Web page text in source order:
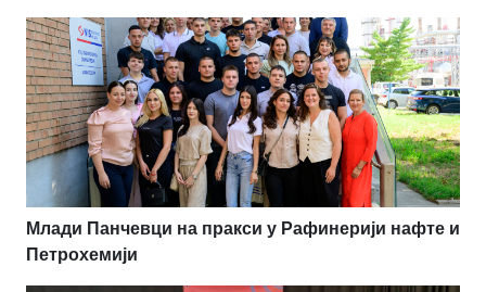
Млади Панчевци на пракси у Рафинерији нафте и
Петрохемији